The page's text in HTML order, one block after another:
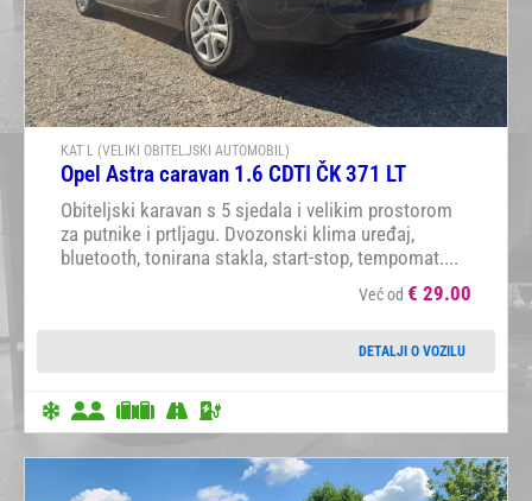
KAT L (VELIKI OBITELJSKI AUTOMOBIL)
Opel Astra caravan 1.6 CDTI ČK 371 LT
Obiteljski karavan s 5 sjedala i velikim prostorom
za putnike i prtljagu. Dvozonski klima uređaj,
bluetooth, tonirana stakla, start-stop, tempomat....
Već od € 29.00
DETALJI O VOZILU